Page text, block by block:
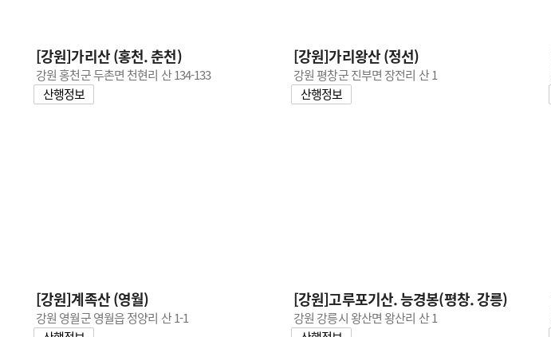
[강원]가리산 (홍천. 춘천)
강원 홍천군 두촌면 천현리 산 134-133
산행정보
[강원]가리왕산 (정선)
강원 평창군 진부면 장전리 산 1
산행정보
[강원]계족산 (영월)
강원 영월군 영월읍 정양리 산 1-1
[강원]고루포기산. 능경봉(평창. 강릉)
강원 강릉시 왕산면 왕산리 산 1